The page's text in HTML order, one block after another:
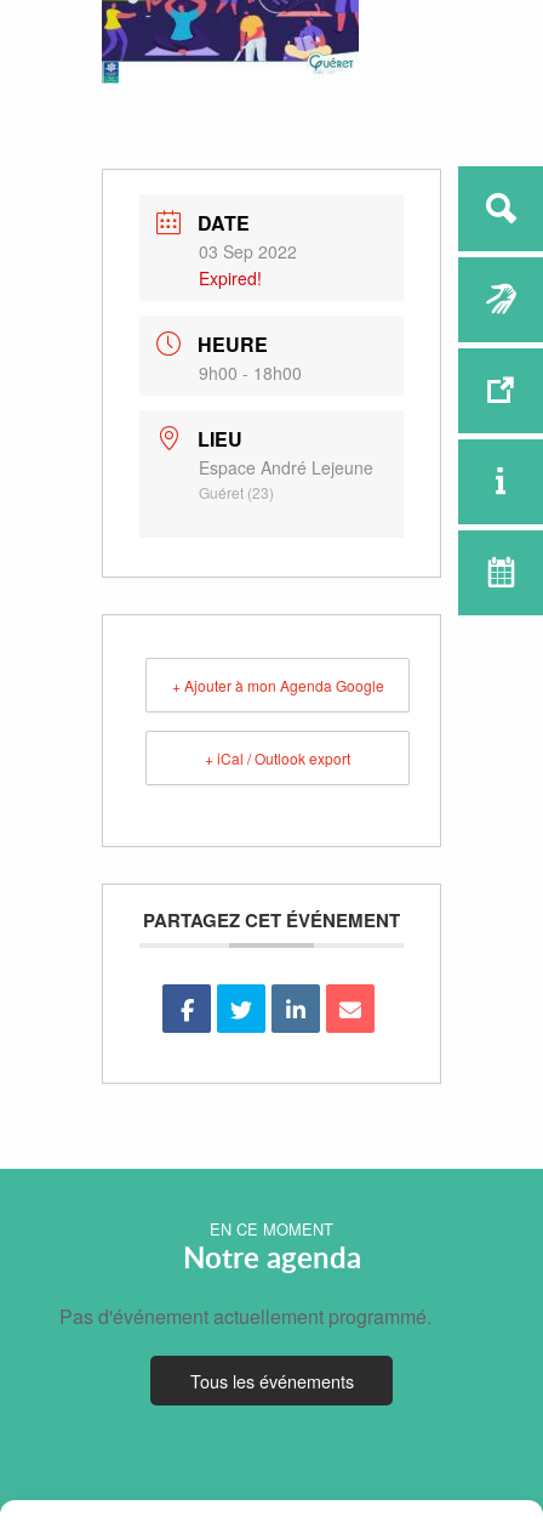
DATE
03 Sep 2022
Expired!
HEURE
9h00 - 18h00
LIEU
Espace André Lejeune
Guéret (23)
+ Ajouter à mon Agenda Google
+ iCal / Outlook export
PARTAGEZ CET ÉVÉNEMENT
EN CE MOMENT
Notre agenda
Pas d'événement actuellement programmé.
Tous les événements